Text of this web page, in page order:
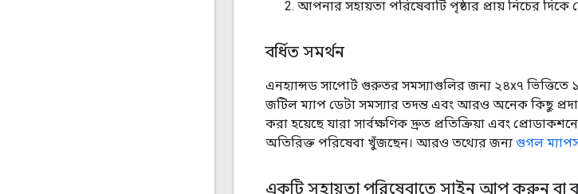
আপনার সহায়তা পরিষেবাটি পৃষ্ঠার প্রায় নিচের দিকে
বর্ধিত সমর্থন
এনহ্যান্সড সাপোর্ট গুরুতর সমস্যাগুলির জন্য ২৪x৭ ভিত্তিতে
জটিল ম্যাপ ডেটা সমস্যার তদন্ত এবং আরও অনেক কিছু
করা হয়েছে যারা সার্বক্ষণিক দ্রুত প্রতিক্রিয়া এবং
অতিরিক্ত পরিষেবা খুঁজছেন। আরও তথ্যের জন্য গুগল ম্যাপস
একটি সহায়তা পরিষেবাতে সাইন আপ করুন বা